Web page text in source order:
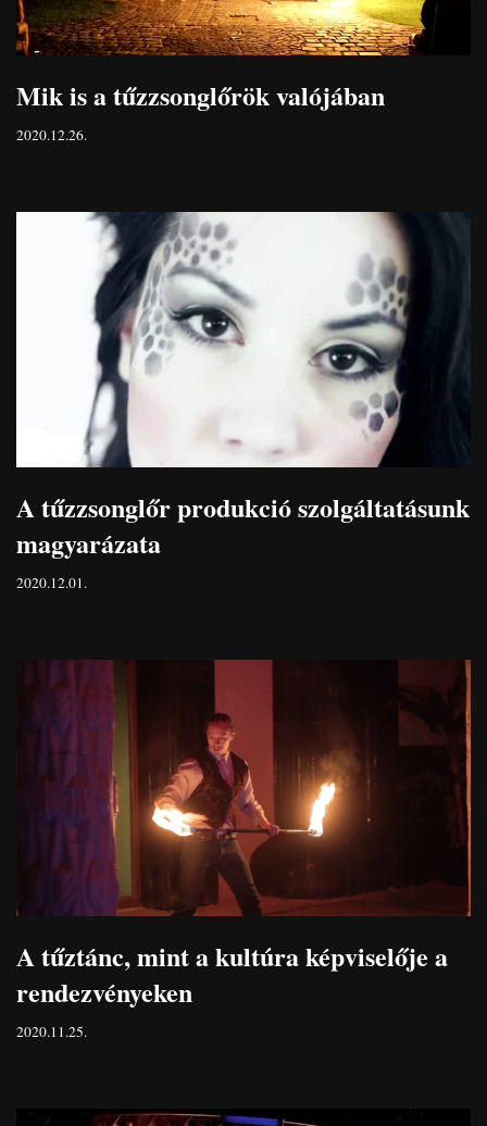
Mik is a tűzzsonglőrök valójában
2020.12.26.
A tűzzsonglőr produkció szolgáltatásunk
magyarázata
2020.12.01.
A tűztánc, mint a kultúra képviselője a
rendezvényeken
2020.11.25.